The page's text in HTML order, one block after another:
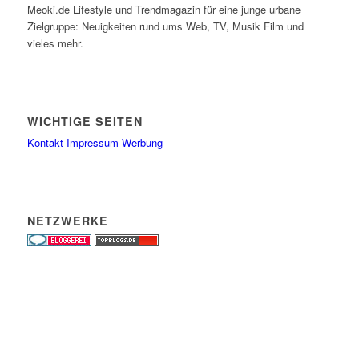
Meoki.de Lifestyle und Trendmagazin für eine junge urbane
Zielgruppe: Neuigkeiten rund ums Web, TV, Musik Film und
vieles mehr.
WICHTIGE SEITEN
Kontakt Impressum Werbung
NETZWERKE